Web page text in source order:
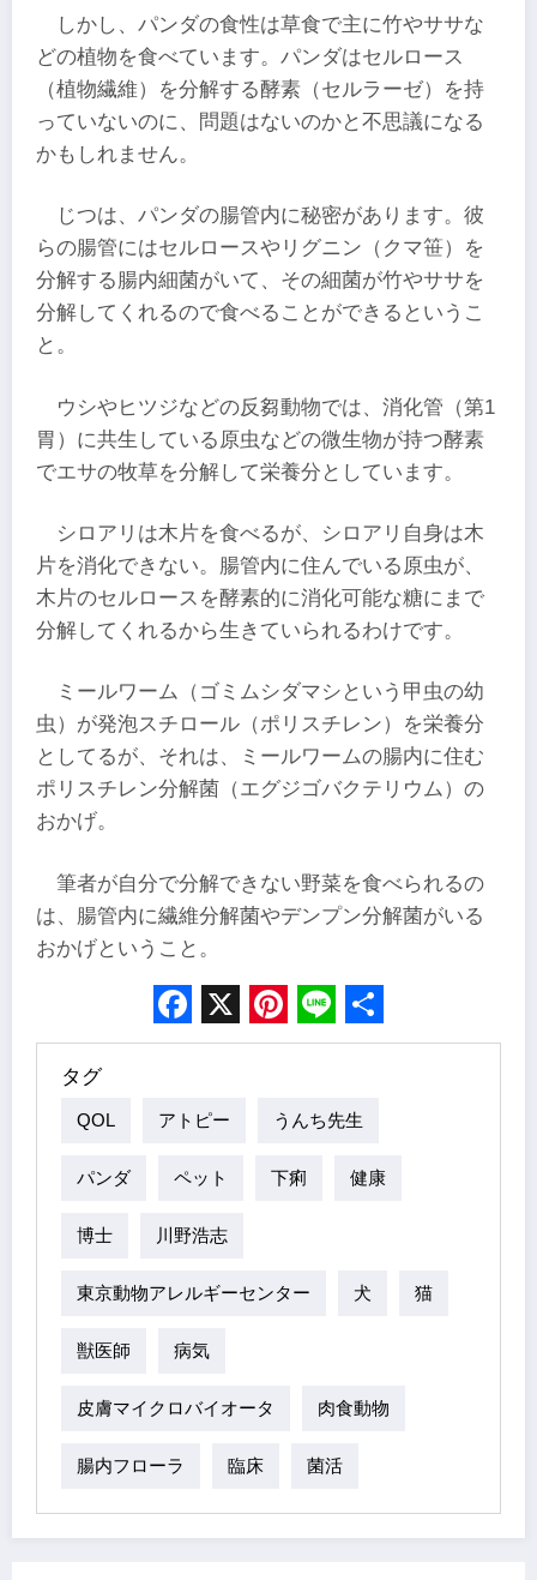
しかし、パンダの食性は草食で主に竹やササな
どの植物を食べています。パンダはセルロース
（植物繊維）を分解する酵素（セルラーゼ）を持
っていないのに、問題はないのかと不思議になる
かもしれません。
じつは、パンダの腸管内に秘密があります。彼
らの腸管にはセルロースやリグニン（クマ笹）を
分解する腸内細菌がいて、その細菌が竹やササを
分解してくれるので食べることができるというこ
と。
ウシやヒツジなどの反芻動物では、消化管（第1
胃）に共生している原虫などの微生物が持つ酵素
でエサの牧草を分解して栄養分としています。
シロアリは木片を食べるが、シロアリ自身は木
片を消化できない。腸管内に住んでいる原虫が、
木片のセルロースを酵素的に消化可能な糖にまで
分解してくれるから生きていられるわけです。
ミールワーム（ゴミムシダマシという甲虫の幼
虫）が発泡スチロール（ポリスチレン）を栄養分
としてるが、それは、ミールワームの腸内に住む
ポリスチレン分解菌（エグジゴバクテリウム）の
おかげ。
筆者が自分で分解できない野菜を食べられるの
は、腸管内に繊維分解菌やデンプン分解菌がいる
おかげということ。
Facebook
X Pinterest
LineShare
タグ
QOL アトピー うんち先生
パンダ ペット 下痢 健康
博士 川野浩志
東京動物アレルギーセンター 犬 猫
獣医師 病気
皮膚マイクロバイオータ 肉食動物
腸内フローラ 臨床 菌活